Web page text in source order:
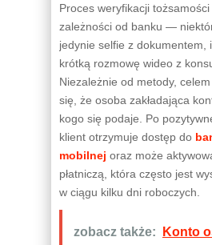
Proces weryfikacji
zależności od banku —
jedynie selfie z dokumentem,
krótką rozmowę wideo z
Niezależnie od metody,
się, że osoba zakładająca
kogo się podaje. Po
klient otrzymuje dostęp do
mobilnej oraz może
płatniczą, która często jest
w ciągu kilku dni roboczych.
zobacz także:
Konto